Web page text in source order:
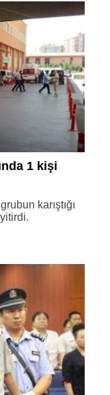
1 kişi
karıştığı